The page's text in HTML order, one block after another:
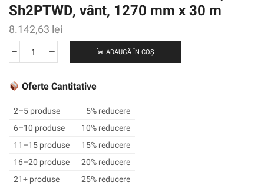
Sh2PTWD, vânt, 1270 mm x 30 m
8.142,63 lei
Cantitate
™
™
Finish
Glass
Finish,
Sh2PTWD,
vânt,
ADAUGĂ ÎN COȘ
Oferte Cantitative
2–5 produse
5% reducere
6–10 produse
10% reducere
11–15 produse
15% reducere
16–20 produse
20% reducere
21+ produse
25% reducere